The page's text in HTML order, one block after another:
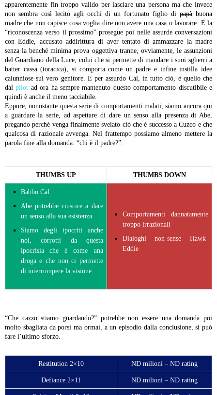
apparentemente fin troppo valido per lasciare una persona ma che invece
non sembra così lecito agli occhi di un fortunato figlio di papà buona
madre che non capisce cosa voglia dire non avere una casa o lavorare. E la
“riconoscenza verso il prossimo” prosegue poi nelle assurde conversazioni
con Eddie, accusato addirittura di aver tentato di ammazzare la madre
senza la benché minima prova oggettiva tranne, ovviamente, le assunzioni
del Guardiano della Luce, colui che si permette di mandare i suoi sgherri a
batter cassa (toracica), si comporta come un padre e infine instilla idee
calunniose sul vero genitore. E per assurdo Cal, in tutto ciò, è quello che
dalpilot ad ora ha sempre mantenuto questo comportamento discutibile e
quindi è anche il meno tacciabile.
Eppure, nonostante questa serie di comportamenti malati, siamo ancora qui
a guardare la serie, ad aspettare di dare un senso alla presenza di Abe,
pregando perché venga finalmente svelato ciò che è successo a Cuzco e che
qualcosa di razionale avvenga. Nel frattempo possiamo almeno mettere la
parola fine alla domanda: “chi è il padre?”.
THUMBS UP THUMBS DOWN
Babbo Cal
Abe potrebbe riuscire a dare
un senso alla sua esistenza
Siamo degli ipocriti anche
noi, corrotti da questa
ipocrisia che è come una
droga e che non ci permette
di interrompere la visione
Comportamenti dannatamente
troppo irrazionali
Dialoghi non-sense Hawk-
Eddie
“Che cazzo stiamo guardando?” potrebbe non essere una domanda poi
molto sbagliata da porsi ma ormai, a un episodio dalla conclusione, si può
fare l’ultimo sforzo.
Restitution 2×10 ND milioni – ND rating
Defiance 2×11 ND milioni – ND rating